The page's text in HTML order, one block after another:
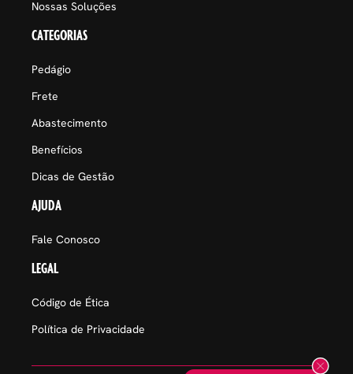
Nossas Soluções
CATEGORIAS
Pedágio
Frete
Abastecimento
Benefícios
Dicas de Gestão
AJUDA
Fale Conosco
LEGAL
Código de Ética
Política de Privacidade